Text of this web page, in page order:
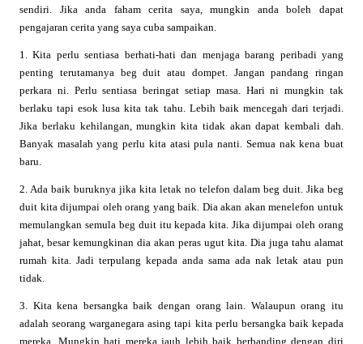
sendiri. Jika anda faham cerita saya, mungkin anda boleh dapat
pengajaran cerita yang saya cuba sampaikan.
1. Kita perlu sentiasa berhati-hati dan menjaga barang peribadi yang
penting terutamanya beg duit atau dompet. Jangan pandang ringan
perkara ni. Perlu sentiasa beringat setiap masa. Hari ni mungkin tak
berlaku tapi esok lusa kita tak tahu. Lebih baik mencegah dari terjadi.
Jika berlaku kehilangan, mungkin kita tidak akan dapat kembali dah.
Banyak masalah yang perlu kita atasi pula nanti. Semua nak kena buat
baru.
2. Ada baik buruknya jika kita letak no telefon dalam beg duit. Jika beg
duit kita dijumpai oleh orang yang baik. Dia akan akan menelefon untuk
memulangkan semula beg duit itu kepada kita. Jika dijumpai oleh orang
jahat, besar kemungkinan dia akan peras ugut kita. Dia juga tahu alamat
rumah kita. Jadi terpulang kepada anda sama ada nak letak atau pun
tidak.
3. Kita kena bersangka baik dengan orang lain. Walaupun orang itu
adalah seorang warganegara asing tapi kita perlu bersangka baik kepada
mereka. Mungkin hati mereka jauh lebih baik berbanding dengan diri